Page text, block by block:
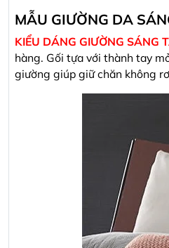
MẪU GIƯỜNG DA
KIỂU DÁNG GIƯỜNG SÁNG
hàng. Gối tựa với thành tay
giường giúp giữ chăn không